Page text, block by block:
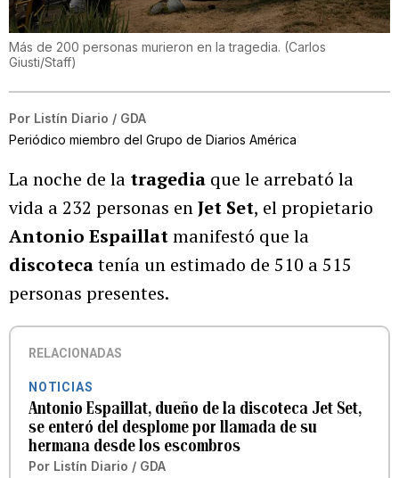
Más de 200 personas murieron en la tragedia. (Carlos
Giusti/Staff)
Por Listín Diario / GDA
Periódico miembro del Grupo de Diarios América
La noche de la tragedia que le arrebató la
vida a 232 personas enJet Set, el propietario
Antonio Espaillatmanifestó que la
discotecatenía un estimado de 510 a 515
personas presentes.
RELACIONADAS
NOTICIAS
Antonio Espaillat, dueño de la discoteca Jet Set,
se enteró del desplome por llamada de su
hermana desde los escombros
Por Listín Diario / GDA